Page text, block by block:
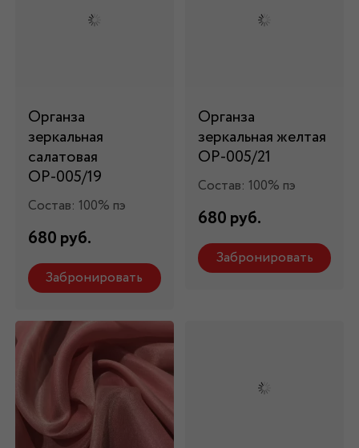
Органза
зеркальная
салатовая
ОР-005/19
Состав: 100% пэ
680 руб.
Забронировать
Органза
зеркальная желтая
ОР-005/21
Состав: 100% пэ
680 руб.
Забронировать